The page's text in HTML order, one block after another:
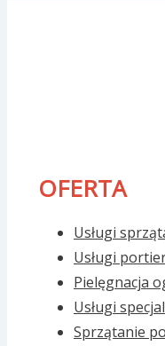
OFERTA
Usługi
Usługi
Pielęgnacja
Usługi
Sprzątanie